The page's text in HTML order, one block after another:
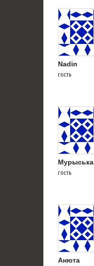
Nadin
гость
Мурыська
гость
Анюта